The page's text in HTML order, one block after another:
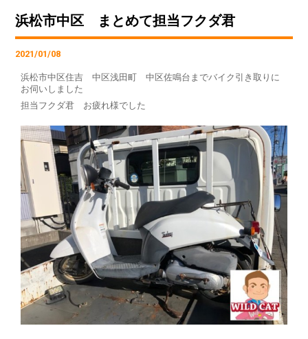
浜松市中区 まとめて担当フクダ君
2021/01/08
浜松市中区住吉 中区浅田町 中区佐鳴台までバイク引き取りに
お伺いしました
担当フクダ君 お疲れ様でした